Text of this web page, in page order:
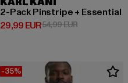
2-Pack Pinstripe + Essential
29,99 EUR
Derzeitiger Preis: 29,99 EUR
54,99 EURAktionspreis:
-35%